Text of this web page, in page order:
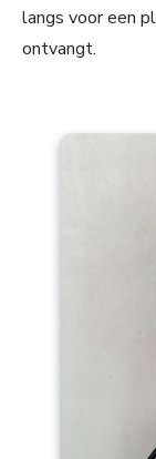
langs voor een
ontvangt.